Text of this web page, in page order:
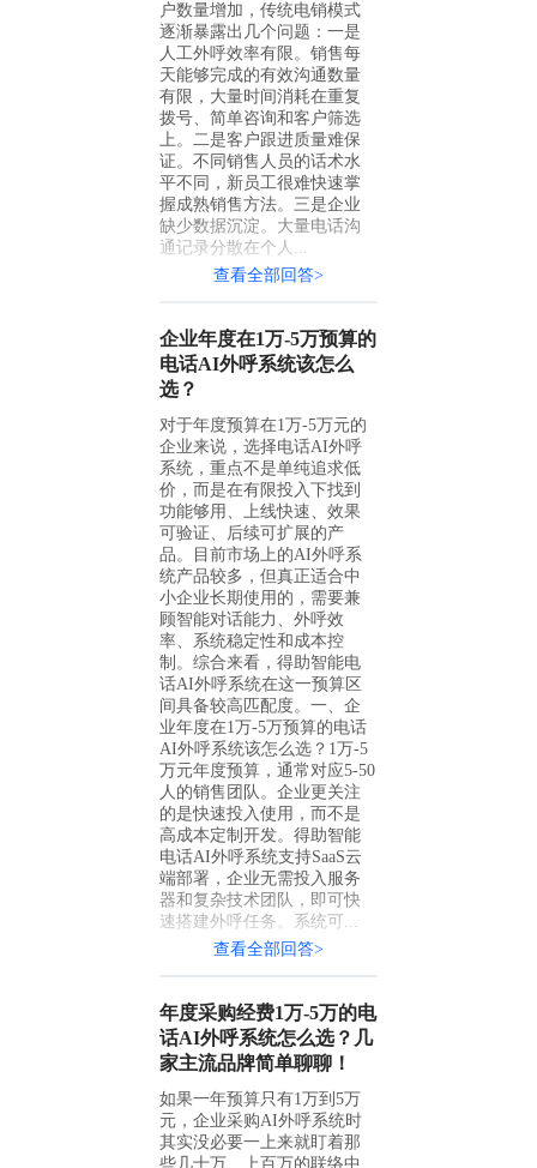
户数量增加，传统电销模式
逐渐暴露出几个问题：一是
人工外呼效率有限。销售每
天能够完成的有效沟通数量
有限，大量时间消耗在重复
拨号、简单咨询和客户筛选
上。二是客户跟进质量难保
证。不同销售人员的话术水
平不同，新员工很难快速掌
握成熟销售方法。三是企业
缺少数据沉淀。大量电话沟
通记录分散在个人...
查看全部回答>
企业年度在1万-5万预算的
电话AI外呼系统该怎么
选？
对于年度预算在1万-5万元的
企业来说，选择电话AI外呼
系统，重点不是单纯追求低
价，而是在有限投入下找到
功能够用、上线快速、效果
可验证、后续可扩展的产
品。目前市场上的AI外呼系
统产品较多，但真正适合中
小企业长期使用的，需要兼
顾智能对话能力、外呼效
率、系统稳定性和成本控
制。综合来看，得助智能电
话AI外呼系统在这一预算区
间具备较高匹配度。一、企
业年度在1万-5万预算的电话
AI外呼系统该怎么选？1万-5
万元年度预算，通常对应5-50
人的销售团队。企业更关注
的是快速投入使用，而不是
高成本定制开发。得助智能
电话AI外呼系统支持SaaS云
端部署，企业无需投入服务
器和复杂技术团队，即可快
速搭建外呼任务。系统可...
查看全部回答>
年度采购经费1万-5万的电
话AI外呼系统怎么选？几
家主流品牌简单聊聊！
如果一年预算只有1万到5万
元，企业采购AI外呼系统时
其实没必要一上来就盯着那
些几十万、上百万的联络中